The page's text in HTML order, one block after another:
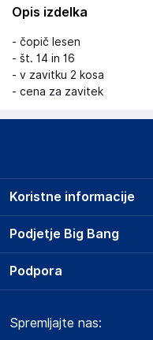
Opis izdelka
- čopič lesen
- št. 14 in 16
- v zavitku 2 kosa
- cena za zavitek
Podjetje Big Bang
O podjetju
Obvestila za javnost
Koristne informacije
Prodajna mesta
Storitve
Dostava, vnos in odvoz
Podpora
Marketplace
Spremljajte nas: